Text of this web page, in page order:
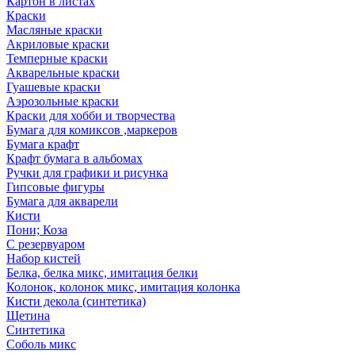
Краски
Масляные краски
Акриловые краски
Темперные краски
Акварельные краски
Гуашевые краски
Аэрозольные краски
Краски для хобби и творчества
Бумага для комиксов ,маркеров
Бумага крафт
Крафт бумага в альбомах
Ручки для графики и рисунка
Гипсовые фигуры
Бумага для акварели
Кисти
Пони; Коза
С резервуаром
Набор кистей
Белка, белка микс, имитация белки
Колонок, колонок микс, имитация колонка
Кисти декола (синтетика)
Щетина
Синтетика
Соболь микс